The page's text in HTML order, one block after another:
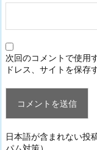
次回のコメントで使用
ドレス、サイトを保存
日本語が含まれない投
パム対策）